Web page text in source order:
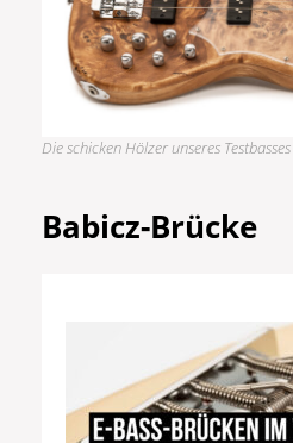
Die schicken Hölzer unseres
Babicz-Brücke